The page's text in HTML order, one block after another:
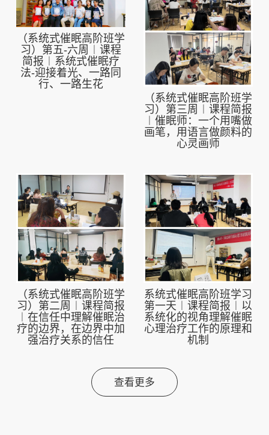
（系统式催眠高阶班学
习）第五-六周︱课程
简报︱系统式催眠疗
法-迎接着光、一路同
行、一路生花
（系统式催眠高阶班学
习）第三周︱课程简报
︱催眠师：一个用嘴做
画笔，用语言做颜料的
心灵画师
（系统式催眠高阶班学
习）第二周︱课程简报
︱在信任中理解催眠治
疗的边界，在边界中加
强治疗关系的信任
系统式催眠高阶班学习
第一天︱课程简报︱以
系统化的视角理解催眠
心理治疗工作的原理和
机制
查看更多